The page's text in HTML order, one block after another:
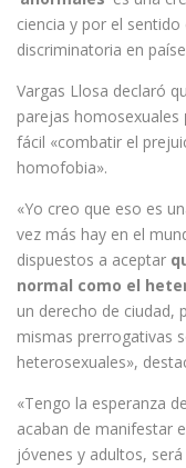
ciencia y por el
discriminatoria en
Vargas Llosa declaró
parejas homosexuales
fácil «combatir el
homofobia».
«Yo creo que eso es
vez más hay en el
dispuestos a aceptar
normal como el
un derecho de ciudad,
mismas prerrogativas
heterosexuales»,
«Tengo la esperanza
acaban de manifestar
jóvenes y adultos,